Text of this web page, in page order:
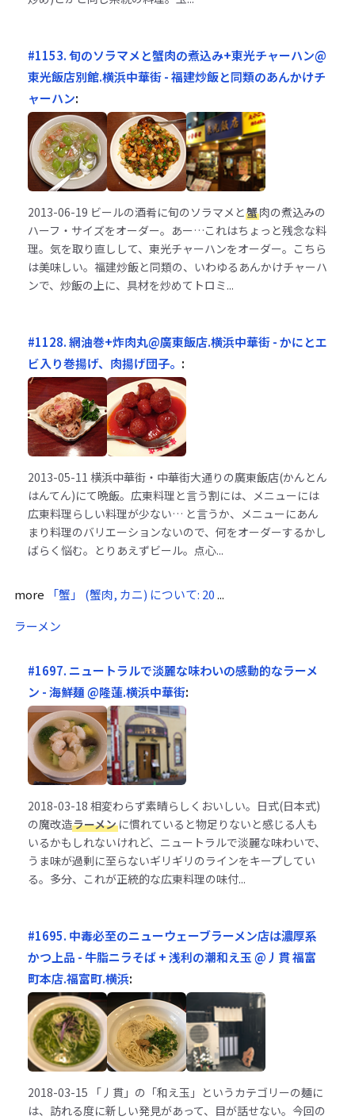
#1153. 旬のソラマメと蟹肉の煮込み+東光チャーハン@
東光飯店別館.横浜中華街 - 福建炒飯と同類のあんかけチ
ャーハン:
2013-06-19 ビールの酒肴に旬のソラマメと蟹肉の煮込みの
ハーフ・サイズをオーダー。あー…これはちょっと残念な料
理。気を取り直しして、東光チャーハンをオーダー。こちら
は美味しい。福建炒飯と同類の、いわゆるあんかけチャーハ
ンで、炒飯の上に、具材を炒めてトロミ...
#1128. 網油巻+炸肉丸@廣東飯店.横浜中華街 - かにとエ
ビ入り巻揚げ、肉揚げ団子。 :
2013-05-11 横浜中華街・中華街大通りの廣東飯店(かんとん
はんてん)にて晩飯。広東料理と言う割には、メニューには
広東料理らしい料理が少ない… と言うか、メニューにあん
まり料理のバリエーションないので、何をオーダーするかし
ばらく悩む。とりあえずビール。点心...
more 「蟹」 (蟹肉, カニ) について: 20...
ラーメン
#1697. ニュートラルで淡麗な味わいの感動的なラーメ
ン - 海鮮麺 @隆蓮.横浜中華街:
2018-03-18 相変わらず素晴らしくおいしい。日式(日本式)
の魔改造ラーメンに慣れていると物足りないと感じる人も
いるかもしれないけれど、ニュートラルで淡麗な味わいで、
うま味が過剰に至らないギリギリのラインをキープしてい
る。多分、これが正統的な広東料理の味付...
#1695. 中毒必至のニューウェーブラーメン店は濃厚系
かつ上品 - 牛脂ニラそば + 浅利の潮和え玉 @丿貫 福富
町本店.福富町.横浜:
2018-03-15 「丿貫」の「和え玉」というカテゴリーの麺に
は、訪れる度に新しい発見があって、目が話せない。今回の